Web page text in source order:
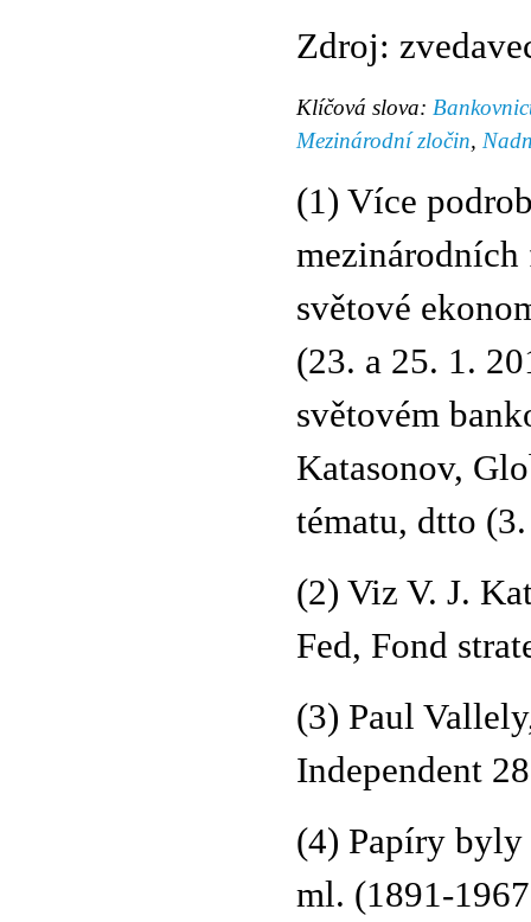
Zdroj:
Klíčová slova:
Mezinárodní zločin,
(1) Více
mezinárodních
světové
(23. a 25. 1.
světovém
Katasonov,
tématu, dtto
(2) Viz V. J.
Fed, Fond
(3) Paul
Independent
(4) Papíry byly
ml. (1891-